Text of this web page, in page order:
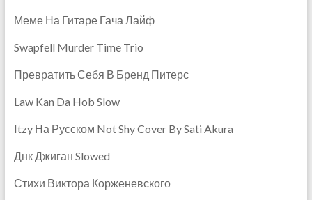
Меме На Гитаре Гача Лайф
Swapfell Murder Time Trio
Превратить Себя В Бренд Питерс
Law Kan Da Hob Slow
Itzy На Русском Not Shy Cover By Sati Akura
Днк Джиган Slowed
Стихи Виктора Корженевского